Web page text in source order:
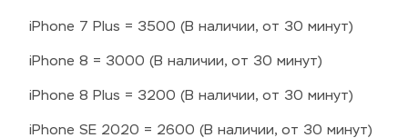
iPhone 7 Plus = 3500 (В наличии, от 30 минут)
iPhone 8 = 3000 (В наличии, от 30 минут)
iPhone 8 Plus = 3200 (В наличии, от 30 минут)
iPhone SE 2020 = 2600 (В наличии, от 30 минут)